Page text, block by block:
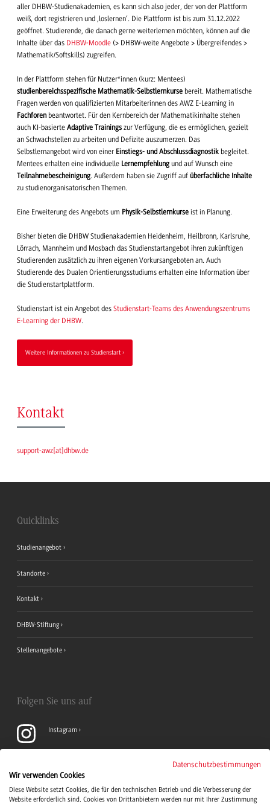
aller DHBW-Studienakademien, es kann sich also jeder, der von der Plattform
weiß, dort registrieren und ‚loslernen‘. Die Plattform ist bis zum 31.12.2022
geöffnet. Studierende, die danach gerne weiterlernen möchten, können auf die
Inhalte über das DHBW-Moodle (> DHBW-weite Angebote > Übergreifendes >
Mathematik/Softskills) zugreifen.
In der Plattform stehen für Nutzer*innen (kurz: Mentees)
studienbereichsspezifische Mathematik-Selbstlernkurse bereit. Mathematische
Fragen werden von qualifizierten Mitarbeiterinnen des AWZ E-Learning in
Fachforen beantwortet. Für den Kernbereich der Mathematikinhalte stehen
auch KI-basierte Adaptive Trainings zur Verfügung, die es ermöglichen, gezielt
an Schwachstellen zu arbeiten und Defizite auszumerzen. Das
Selbstlernangebot wird von einer Einstiegs- und Abschlussdiagnostik begleitet.
Mentees erhalten eine individuelle Lernempfehlungund auf Wunsch eine
Teilnahmebescheinigung. Außerdem haben sie Zugriff auf überfachliche Inhalte
zu studienorganisatorischen Themen.
Eine Erweiterung des Angebots um Physik-Selbstlernkurse ist in Planung.
Bisher bieten die DHBW Studienakademien Heidenheim, Heilbronn, Karlsruhe,
Lörrach, Mannheim und Mosbach das Studienstartangebot ihren zukünftigen
Studierenden zusätzlich zu ihren eigenen Vorkursangeboten an. Auch
Studierende des Dualen Orientierungsstudiums erhalten eine Information über
die Studienstartplattform.
Studienstart ist ein Angebot des Studienstart-Teams des Anwendungszentrums
E-Learning der DHBW.
Weitere Informationen zu Studienstart
Kontakt
support-awz at dhbw.de
Quicklinks
Studienangebot
Standorte
Kontakt
DHBW-Stiftung
Stellenangebote
Folgen Sie uns auf
Instagram
LinkedIn
Datenschutzbestimmungen
Wir verwenden Cookies
Diese Website setzt Cookies, die für den technischen Betrieb und die Verbesserung der
Website erforderlich sind. Cookies von Drittanbietern werden nur mit Ihrer Zustimmung